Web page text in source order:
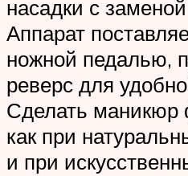
насадки с
Аппарат
ножной педалью,
реверс для
Сделать
как при
и при